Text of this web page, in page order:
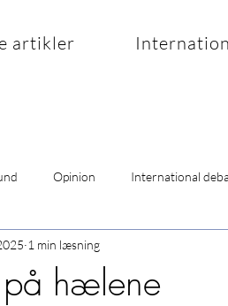
artikler
Opinion International
hælene
1 min læsning